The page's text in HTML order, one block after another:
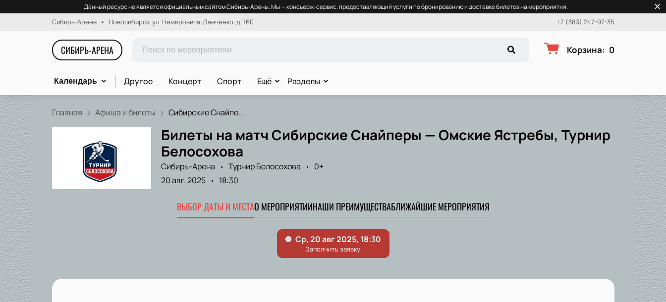
Данный ресурс не является официальным сайтом Сибирь-Арены. Мы — консьерж-сервис, предоставляющий услуги по бронированию и доставке билетов на мероприятия.
Сибирь-Арена Новосибирск, ул. Немировича-Данченко, д. 160 +7 (383) 247-97-35
СИБИРЬ-АРЕНА Корзина: 0
Календарь Другое Концерт Спорт Ещё Разделы
Главная Афиша и билеты Сибирские Снайпе...
Билеты на матч Сибирские Снайперы — Омские Ястребы, Турнир
Белосохова
Сибирь-Арена Турнир Белосохова
0+
20 авг. 2025
18:30
ВЫБОР ДАТЫ И МЕСТАО МЕРОПРИЯТИИНАШИ ПРЕИМУЩЕСТВАБЛИЖАЙШИЕ МЕРОПРИЯТИЯ